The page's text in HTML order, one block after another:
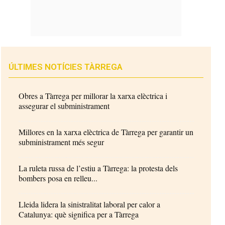
ÚLTIMES NOTÍCIES TÀRREGA
Obres a Tàrrega per millorar la xarxa elèctrica i
assegurar el subministrament
Millores en la xarxa elèctrica de Tàrrega per garantir un
subministrament més segur
La ruleta russa de l’estiu a Tàrrega: la protesta dels
bombers posa en relleu...
Lleida lidera la sinistralitat laboral per calor a
Catalunya: què significa per a Tàrrega